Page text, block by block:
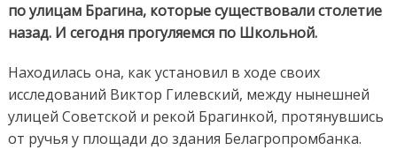
по улицам Брагина, которые существовали столетие
назад. И сегодня прогуляемся по Школьной.
Находилась она, как установил в ходе своих
исследований Виктор Гилевский, между нынешней
улицей Советской и рекой Брагинкой, протянувшись
от ручья у площади до здания Белагропромбанка.